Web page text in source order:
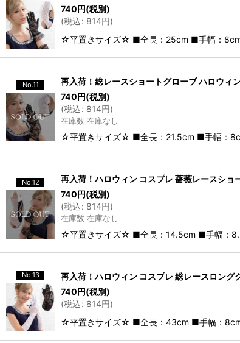
740円(税別)
(税込: 814円)
☆平置きサイズ☆ ■全長：25cm ■手幅：
No.11 再入荷！総レースショートグローブ ハロウィ
740円(税別)
(税込: 814円)
在庫数 在庫なし
☆平置きサイズ☆ ■全長：21.5cm ■手幅：
No.12 再入荷！ハロウィン コスプレ 薔薇レースシ
740円(税別)
(税込: 814円)
在庫数 在庫なし
☆平置きサイズ☆ ■全長：14.5cm ■手幅：
No.13 再入荷！ハロウィン コスプレ 総レースロング
740円(税別)
(税込: 814円)
☆平置きサイズ☆ ■全長：43cm ■手幅：